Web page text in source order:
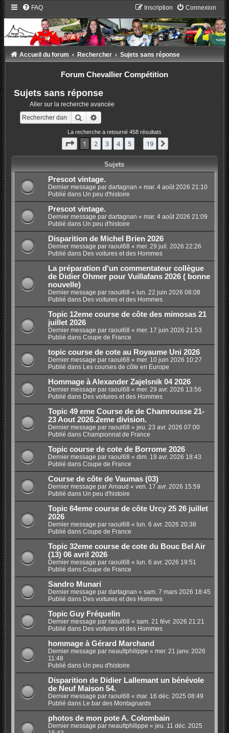
FAQ Connexion
Inscription
Accueil du forum Rechercher Sujets sans réponse
Forum Chevallier Compétition
Sujets sans réponse
Aller sur la recherche avancée
Rechercher
La recherche a retourné 458 résultats
Page 1sur19
1 2 3 4 5 19
Sujets
Prescot vintage.
Dernier message par dartagnan « mar. 4 août 2026 21:10
Publié dans Un peu d'histoire
Prescot vintage.
Dernier message par dartagnan « mar. 4 août 2026 21:09
Publié dans Un peu d'histoire
Disparition de Michel Brien 2026
Dernier message par raoul68 « mer. 29 juil. 2026 22:26
Publié dans Des voitures et des Hommes
La préparation d'un commentateur collègue
de Didier Ohmer pour Vuillafans 2026 ( bonne
nouvelle)
Dernier message par raoul68 « lun. 22 juin 2026 08:08
Publié dans Des voitures et des Hommes
Topic 12eme course de côte des mimosas 21
juillet 2026
Dernier message par raoul68 « mer. 17 juin 2026 21:53
Publié dans Coupe de France
topic course de cote au Royaume Uni 2026
Dernier message par raoul68 « mer. 10 juin 2026 10:27
Publié dans Les courses de côte en Europe
Hommage à Alexander Zajelsnik 04 2026
Dernier message par raoul68 « mer. 29 avr. 2026 13:56
Publié dans Des voitures et des Hommes
Topic 49 eme Course de de Chamrousse 21-
23 Aout 2026.2eme division.
Dernier message par raoul68 « jeu. 23 avr. 2026 07:00
Publié dans Championnat de France
Topic course de cote de Borrome 2026
Dernier message par raoul68 « dim. 19 avr. 2026 18:43
Publié dans Coupe de France
Course de côte de Vaumas (03)
Dernier message par Arnaud « ven. 17 avr. 2026 15:59
Publié dans Un peu d'histoire
Topic 64eme course de côte Urcy 25 26 juillet
2026
Dernier message par raoul68 « lun. 6 avr. 2026 20:38
Publié dans Coupe de France
Topic 32eme course de cote du Bouc Bel Air
(13) 06 avril 2026
Dernier message par raoul68 « lun. 6 avr. 2026 19:51
Publié dans Coupe de France
Sandro Munari
Dernier message par dartagnan « sam. 7 mars 2026 18:45
Publié dans Des voitures et des Hommes
Topic Guy Fréquelin
Dernier message par raoul68 « sam. 21 févr. 2026 21:21
Publié dans Des voitures et des Hommes
hommage à Gérard Marchand
Dernier message par neaultphilippe « mer. 21 janv. 2026
11:48
Publié dans Un peu d'histoire
Disparition de Didier Lallemant un bénévole
de Neuf Maison 54.
Dernier message par raoul68 « mar. 16 déc. 2025 08:49
Publié dans Le bar des Montagnards
photos de mon pote A. Colombain
Dernier message par neaultphilippe « jeu. 11 déc. 2025